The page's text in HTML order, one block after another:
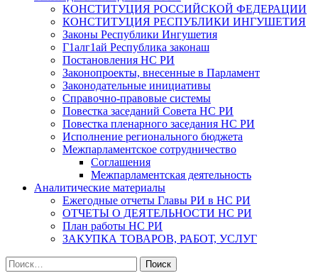
КОНСТИТУЦИЯ РОССИЙСКОЙ ФЕДЕРАЦИИ
КОНСТИТУЦИЯ РЕСПУБЛИКИ ИНГУШЕТИЯ
Законы Республики Ингушетия
Г1алг1ай Республика законаш
Постановления НС РИ
Законопроекты, внесенные в Парламент
Законодательные инициативы
Справочно-правовые системы
Повестка заседаний Совета НС РИ
Повестка пленарного заседания НС РИ
Исполнение регионального бюджета
Межпарламентское сотрудничество
Соглашения
Межпарламентская деятельность
Аналитические материалы
Ежегодные отчеты Главы РИ в НС РИ
ОТЧЕТЫ О ДЕЯТЕЛЬНОСТИ НС РИ
План работы НС РИ
ЗАКУПКА ТОВАРОВ, РАБОТ, УСЛУГ
Найти: